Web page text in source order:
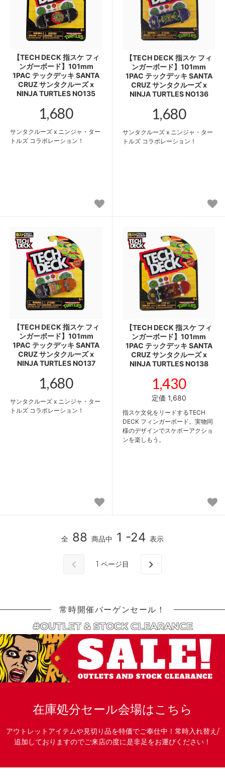
【TECH DECK 指スケ フィ
ンガーボード】101mm
1PAC テックデッキ SANTA
CRUZ サンタクルーズ x
NINJA TURTLES NO135
1,680
サンタクルーズ x ニンジャ・ター
トルズ コラボレーション！
【TECH DECK 指スケ フィ
ンガーボード】101mm
1PAC テックデッキ SANTA
CRUZ サンタクルーズ x
NINJA TURTLES NO136
1,680
サンタクルーズ x ニンジャ・ター
トルズ コラボレーション！
【TECH DECK 指スケ フィ
ンガーボード】101mm
1PAC テックデッキ SANTA
CRUZ サンタクルーズ x
NINJA TURTLES NO137
1,680
サンタクルーズ x ニンジャ・ター
トルズ コラボレーション！
【TECH DECK 指スケ フィ
ンガーボード】101mm
1PAC テックデッキ SANTA
CRUZ サンタクルーズ x
NINJA TURTLES NO138
1,430
定価 1,680
指スケ文化をリードするTECH
DECK フィンガーボード。実物同
様のデザインでスケボーアクショ
ンを楽しもう。
全 88 商品中 1 -24 表示
1 ページ目
常時開催バーゲンセール！
#OUTLET & STOCK CLEARANCE
在庫処分セール会場はこちら
アウトレットアイテムや見切り品を特価でご奉仕中！常時入れ替え/
追加しておりますのでご来店の度に是非足をお運びください！